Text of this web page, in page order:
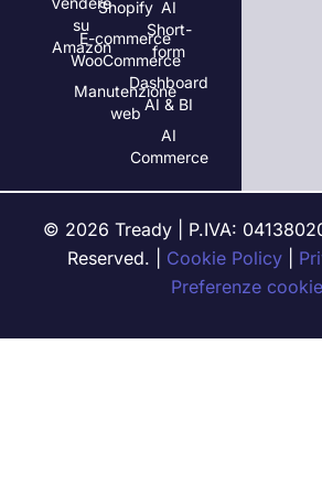
su
Amazon
Shopify
E-commerce
WooCommerce
Manutenzione
web
AI
Short-
form
Dashboard
AI & BI
AI
Commerce
© 2026 Tready | P.IVA:
Reserved. | Cookie Policy|
Preferenze cookie